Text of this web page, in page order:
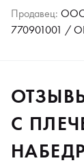
Продавец: ООО
770901001 /
С